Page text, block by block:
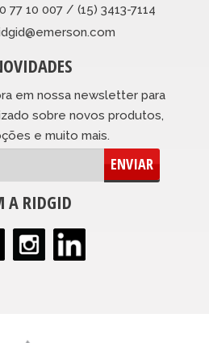
77 10 007 / (15) 3413-7114
em nossa newsletter para
sobre novos produtos,
e muito mais.
ENVIAR
A RIDGID